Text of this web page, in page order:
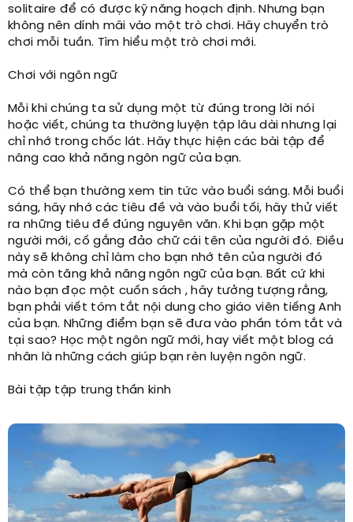
solitaire để có được kỹ năng hoạch định. Nhưng bạn
không nên dính mãi vào một trò chơi. Hãy chuyển trò
chơi mỗi tuần. Tìm hiểu một trò chơi mới.
Chơi với ngôn ngữ
Mỗi khi chúng ta sử dụng một từ đúng trong lời nói
hoặc viết, chúng ta thường luyện tập lâu dài nhưng lại
chỉ nhớ trong chốc lát. Hãy thực hiện các bài tập để
nâng cao khả năng ngôn ngữ của bạn.
Có thể bạn thường xem tin tức vào buổi sáng. Mỗi buổi
sáng, hãy nhớ các tiêu đề và vào buổi tối, hãy thử viết
ra những tiêu đề đúng nguyên văn. Khi bạn gặp một
người mới, cố gắng đảo chữ cái tên của người đó. Điều
này sẽ không chỉ làm cho bạn nhớ tên của người đó
mà còn tăng khả năng ngôn ngữ của bạn. Bất cứ khi
nào bạn đọc một cuốn sách , hãy tưởng tượng rằng,
bạn phải viết tóm tắt nội dung cho giáo viên tiếng Anh
của bạn. Những điểm bạn sẽ đưa vào phần tóm tắt và
tại sao? Học một ngôn ngữ mới, hay viết một blog cá
nhân là những cách giúp bạn rèn luyện ngôn ngữ.
Bài tập tập trung thần kinh